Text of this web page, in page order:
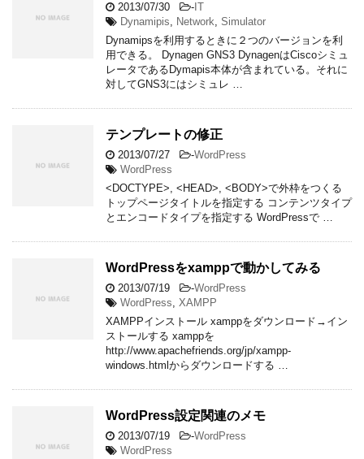
2013/07/30 - IT
Dynamipis, Network, Simulator
Dynamipsを利用するときに２つのバージョンを利
用できる。 Dynagen GNS3 DynagenはCiscoシミュ
レータであるDymapis本体が含まれている。それに
対してGNS3にはシミュレ …
テンプレートの修正
2013/07/27 -WordPress
WordPress
<DOCTYPE>, <HEAD>, <BODY>で外枠をつくる
トップページタイトルを指定する コンテンツタイプ
とエンコードタイプを指定する WordPressで …
WordPressをxamppで動かしてみる
2013/07/19 -WordPress
WordPress, XAMPP
XAMPPインストール xamppをダウンロード→イン
ストールする xamppを
http://www.apachefriends.org/jp/xampp-
windows.htmlからダウンロードする …
WordPress設定関連のメモ
2013/07/19 -WordPress
WordPress